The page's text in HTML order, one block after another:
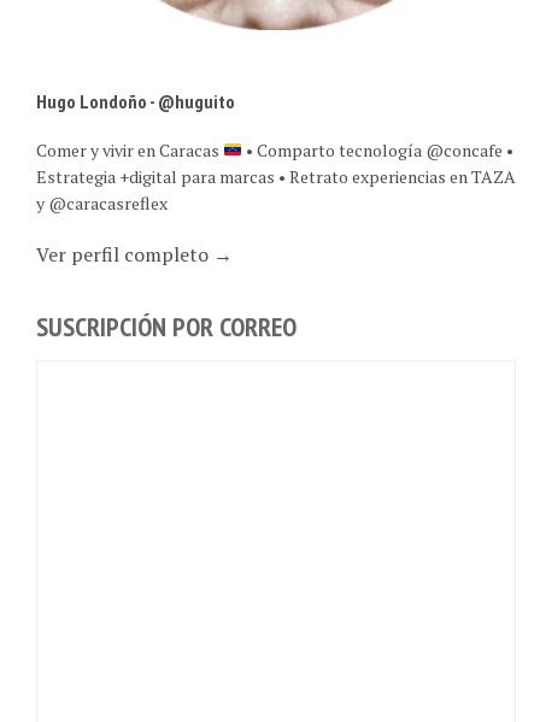
Hugo Londoño - @huguito
Comer y vivir en Caracas
• Comparto tecnología @concafe •
Estrategia +digital para marcas • Retrato experiencias en TAZA
y @caracasreflex
Ver perfil completo →
SUSCRIPCIÓN POR CORREO